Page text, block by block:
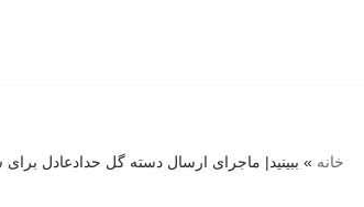
خانه » ببینید| ماجرای ارسال دسته گل حدادعادل برای